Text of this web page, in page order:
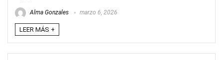
Alma Gonzales marzo 6, 2026
LEER MÁS +